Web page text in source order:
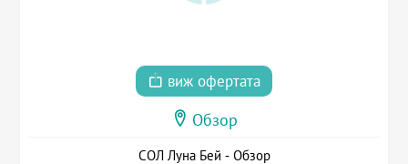
виж офертата
Обзор
СОЛ Луна Бей - Обзор